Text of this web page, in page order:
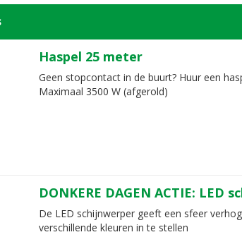
Haspel 25 meter
Geen stopcontact in de buurt? Huur een
Maximaal 3500 W (afgerold)
DONKERE DAGEN ACTIE: LED
De LED schijnwerper geeft een sfeer
verschillende kleuren in te stellen